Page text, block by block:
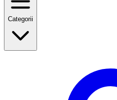
Categorii